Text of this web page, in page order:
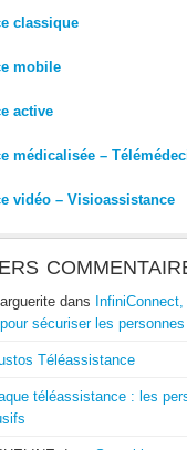
classique
mobile
active
médicalisée –
vidéo – Visioassistance
dans
sécuriser les personnes
Téléassistance
téléassistance : les